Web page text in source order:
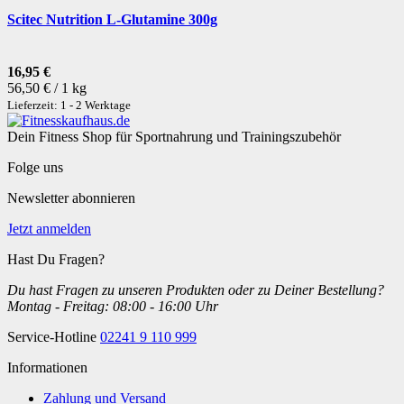
Scitec Nutrition L-Glutamine 300g
16,95 €
56,50 € / 1 kg
Lieferzeit: 1 - 2 Werktage
Dein Fitness Shop für Sportnahrung und Trainingszubehör
Folge uns
Newsletter abonnieren
Jetzt anmelden
Hast Du Fragen?
Du hast Fragen zu unseren Produkten oder zu Deiner Bestellung?
Montag - Freitag: 08:00 - 16:00 Uhr
Service-Hotline 02241 9 110 999
Informationen
Zahlung und Versand